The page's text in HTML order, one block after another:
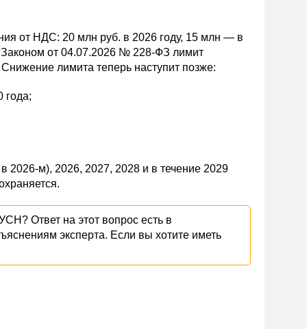
от НДС: 20 млн руб. в 2026 году, 15 млн — в
от 04.07.2026 № 228-ФЗ лимит
лимита теперь наступит позже:
года;
2026-м), 2026, 2027, 2028 и в течение 2029
Ответ на этот вопрос есть в
эксперта. Если вы хотите иметь